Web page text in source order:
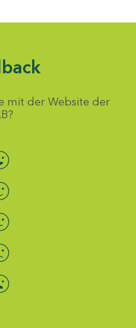
mit der Website der
auswählen